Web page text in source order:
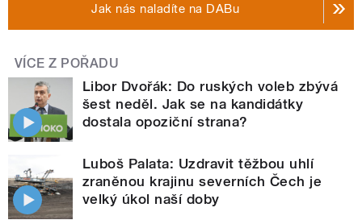
Jak nás naladíte na DABu
VÍCE Z POŘADU
Libor Dvořák: Do ruských voleb zbývá
šest neděl. Jak se na kandidátky
dostala opoziční strana?
Luboš Palata: Uzdravit těžbou uhlí
zraněnou krajinu severních Čech je
velký úkol naší doby